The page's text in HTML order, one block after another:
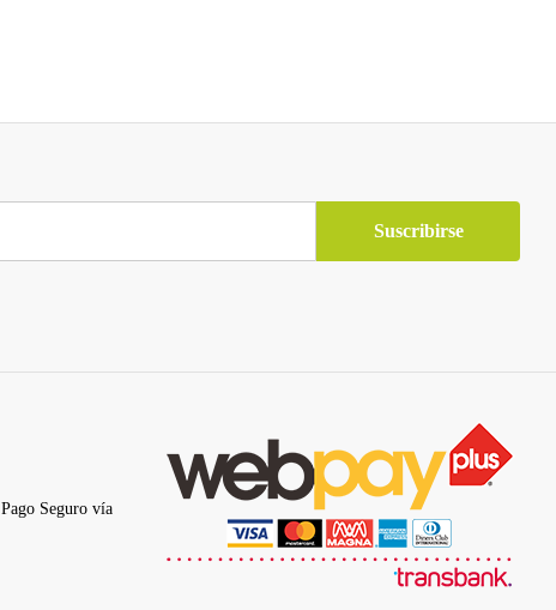
Pago Seguro vía